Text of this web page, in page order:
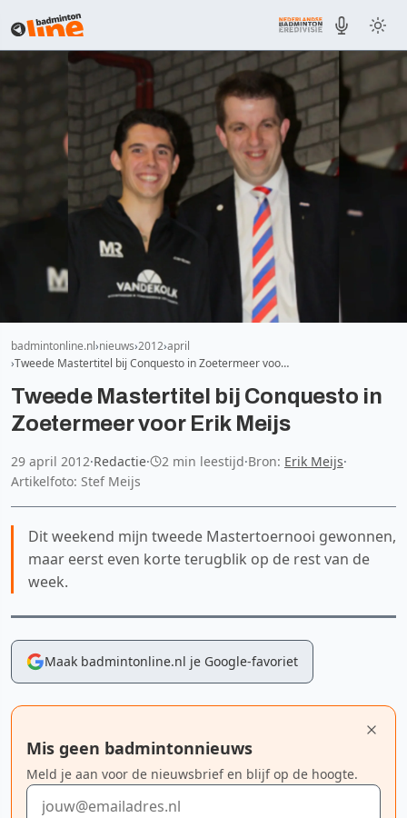
badmintonline.nl nieuws 2012 april
Tweede Mastertitel bij Conquesto in Zoetermeer voo…
Tweede Mastertitel bij Conquesto in
Zoetermeer voor Erik Meijs
29 april 2012·Redactie· 2 min leestijd·Bron: Erik Meijs·
Artikelfoto: Stef Meijs
Dit weekend mijn tweede Mastertoernooi gewonnen,
maar eerst even korte terugblik op de rest van de
week.
Maak badmintonline.nl je Google-favoriet
Mis geen badmintonnieuws
Meld je aan voor de nieuwsbrief en blijf op de hoogte.
E-mailadres